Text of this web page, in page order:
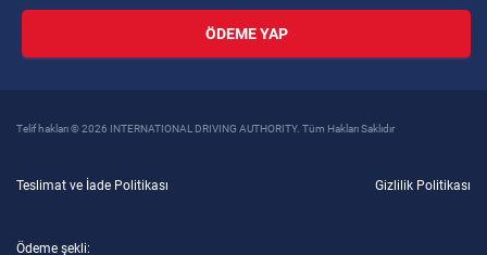
ÖDEME YAP
Telif hakları © 2026 INTERNATIONAL DRIVING AUTHORITY. Tüm Hakları Saklıdır
Teslimat ve İade Politikası Gizlilik Politikası
Ödeme şekli: